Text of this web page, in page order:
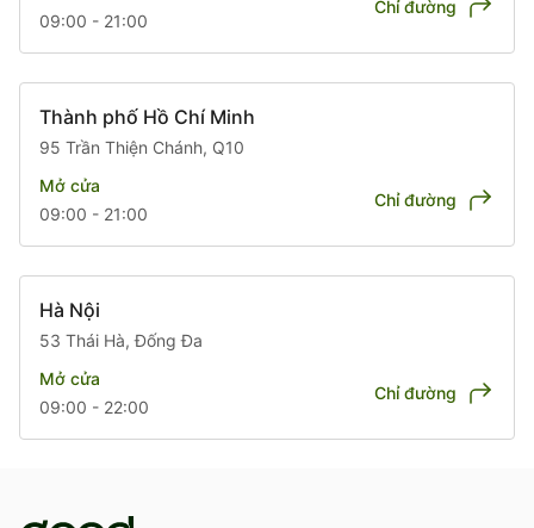
09:00 - 21:00
Chỉ đường
Thành phố Hồ Chí Minh
95 Trần Thiện Chánh, Q10
Mở cửa
09:00 - 21:00
Chỉ đường
Hà Nội
53 Thái Hà, Đống Đa
Mở cửa
09:00 - 22:00
Chỉ đường